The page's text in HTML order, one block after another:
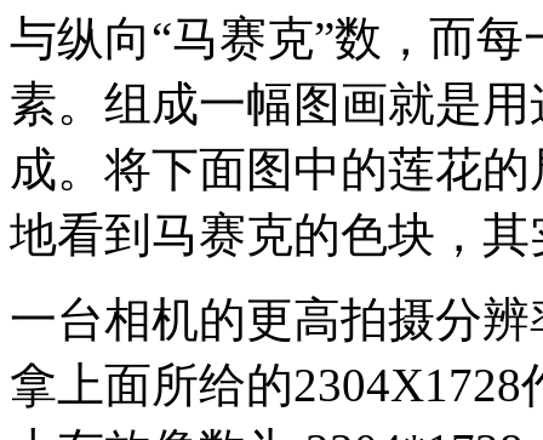
与纵向“马赛克”数，而
素。组成一幅图画就是
成。将下面图中的莲花
地看到马赛克的色块，
一台相机的更高拍摄分
拿上面所给的